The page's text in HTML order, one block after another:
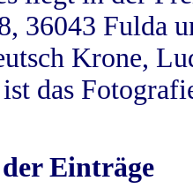
36043 Fulda
Krone,
das
Einträge